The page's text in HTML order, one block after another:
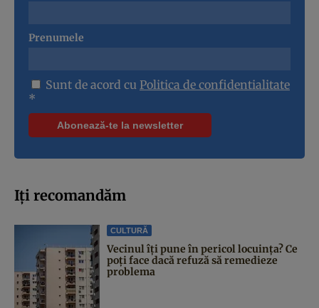
Prenumele
Sunt de acord cu Politica de confidentialitate
*
Iți recomandăm
CULTURĂ
Vecinul îți pune în pericol locuința? Ce
poți face dacă refuză să remedieze
problema